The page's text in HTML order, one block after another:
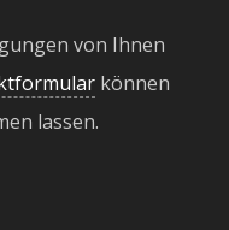
von Ihnen
können
lassen.